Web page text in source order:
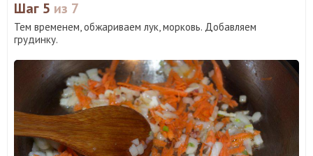
Шаг 5 из 7
Тем временем, обжариваем лук, морковь. Добавляем
грудинку.